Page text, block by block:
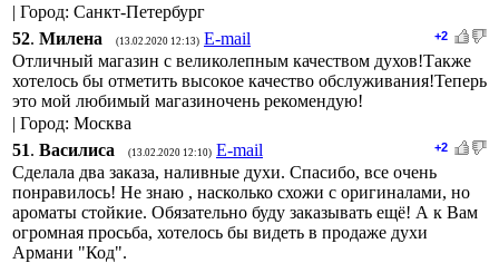
| Город: Санкт-Петербург
+2
52. Милена (13.02.2020 12:13) E-mail
Отличный магазин с великолепным качеством духов!Также
хотелось бы отметить высокое качество обслуживания!Теперь
это мой любимый магазиночень рекомендую!
| Город: Москва
+2
51. Василиса (13.02.2020 12:10) E-mail
Сделала два заказа, наливные духи. Спасибо, все очень
понравилось! Не знаю , насколько схожи с оригиналами, но
ароматы стойкие. Обязательно буду заказывать ещё! А к Вам
огромная просьба, хотелось бы видеть в продаже духи
Армани "Код".